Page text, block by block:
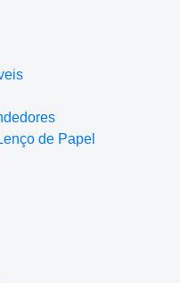
de Papel